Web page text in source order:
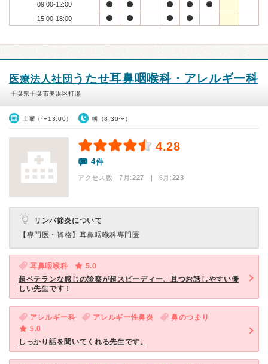
09:00-12:00
15:00-18:00
医療法人社団 うたせ耳鼻咽喉科・アレルギー科
千葉県千葉市美浜区打瀬
土曜（〜13:00） 朝（8:30〜）
4.28
4件
アクセス数 7月:227 | 6月:223
リンパ節炎について
【専門医・資格】 耳鼻咽喉科専門医
耳鼻咽喉科
5.0
超ベテランな感じの診察が超スピーディー、且つお話しやすい優
しい先生です！
アレルギー科 アレルギー性鼻炎
鼻のつまり
5.0
しっかり話を聞いてくれる先生です。